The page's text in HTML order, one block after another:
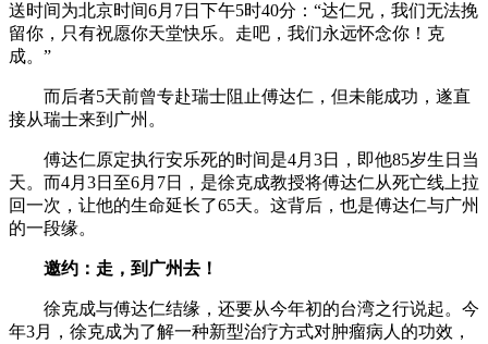
送时间为北京时间6月7日下午5时40分：“达仁兄，我们无法挽
留你，只有祝愿你天堂快乐。走吧，我们永远怀念你！克
成。”
而后者5天前曾专赴瑞士阻止傅达仁，但未能成功，遂直
接从瑞士来到广州。
傅达仁原定执行安乐死的时间是4月3日，即他85岁生日当
天。而4月3日至6月7日，是徐克成教授将傅达仁从死亡线上拉
回一次，让他的生命延长了65天。这背后，也是傅达仁与广州
的一段缘。
邀约：走，到广州去！
徐克成与傅达仁结缘，还要从今年初的台湾之行说起。今
年3月，徐克成为了解一种新型治疗方式对肿瘤病人的功效，